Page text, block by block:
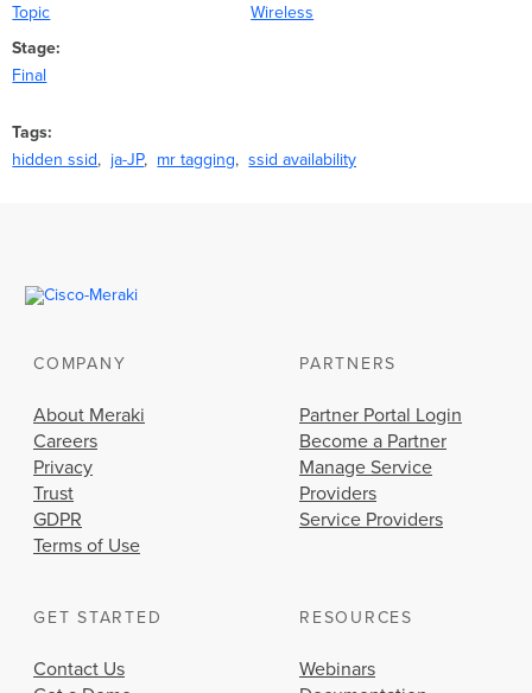
Topic
Wireless
Stage
Final
Tags
hidden ssid
ja-JP mr tagging ssid availability
COMPANY
About Meraki
Careers
Privacy
Trust
GDPR
Terms of Use
PARTNERS
Partner Portal Login
Become a Partner
Manage Service
Providers
Service Providers
GET STARTED
Contact Us
RESOURCES
Webinars